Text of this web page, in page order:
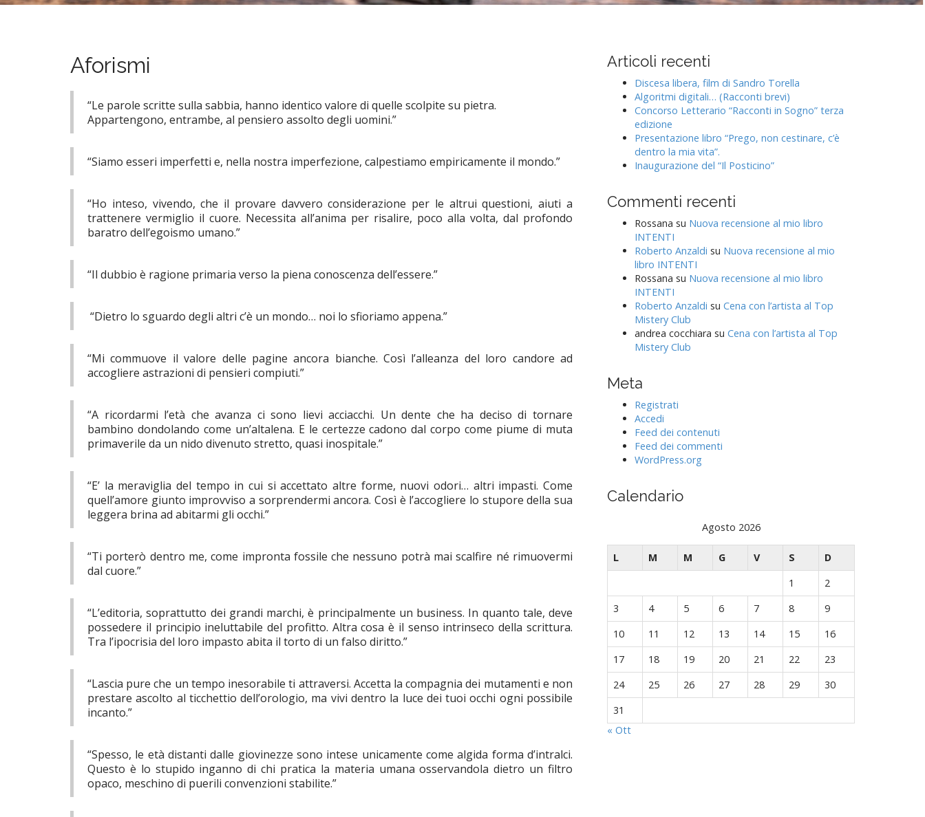
Aforismi
“Le parole scritte sulla sabbia, hanno identico valore di quelle scolpite su pietra.
Appartengono, entrambe, al pensiero assolto degli uomini.”
“Siamo esseri imperfetti e, nella nostra imperfezione, calpestiamo empiricamente il mondo.”
“Ho inteso, vivendo, che il provare davvero considerazione per le altrui questioni, aiuti a
trattenere vermiglio il cuore. Necessita all’anima per risalire, poco alla volta, dal profondo
baratro dell’egoismo umano.”
“Il dubbio è ragione primaria verso la piena conoscenza dell’essere.”
“Dietro lo sguardo degli altri c’è un mondo… noi lo sfioriamo appena.”
“Mi commuove il valore delle pagine ancora bianche. Così l’alleanza del loro candore ad
accogliere astrazioni di pensieri compiuti.”
“A ricordarmi l’età che avanza ci sono lievi acciacchi. Un dente che ha deciso di tornare
bambino dondolando come un’altalena. E le certezze cadono dal corpo come piume di muta
primaverile da un nido divenuto stretto, quasi inospitale.”
“E’ la meraviglia del tempo in cui si accettato altre forme, nuovi odori… altri impasti. Come
quell’amore giunto improvviso a sorprendermi ancora. Così è l’accogliere lo stupore della sua
leggera brina ad abitarmi gli occhi.”
“Ti porterò dentro me, come impronta fossile che nessuno potrà mai scalfire né rimuovermi
dal cuore.”
“L’editoria, soprattutto dei grandi marchi, è principalmente un business. In quanto tale, deve
possedere il principio ineluttabile del profitto. Altra cosa è il senso intrinseco della scrittura.
Tra l’ipocrisia del loro impasto abita il torto di un falso diritto.”
“Lascia pure che un tempo inesorabile ti attraversi. Accetta la compagnia dei mutamenti e non
prestare ascolto al ticchettio dell’orologio, ma vivi dentro la luce dei tuoi occhi ogni possibile
incanto.”
“Spesso, le età distanti dalle giovinezze sono intese unicamente come algida forma d’intralci.
Questo è lo stupido inganno di chi pratica la materia umana osservandola dietro un filtro
opaco, meschino di puerili convenzioni stabilite.”
Articoli recenti
Discesa libera, film di Sandro Torella
Algoritmi digitali… (Racconti brevi)
Concorso Letterario “Racconti in Sogno” terza
edizione
Presentazione libro “Prego, non cestinare, c’è
dentro la mia vita”.
Inaugurazione del “Il Posticino”
Commenti recenti
Rossana su Nuova recensione al mio libro
INTENTI
Roberto Anzaldi su Nuova recensione al mio
libro INTENTI
Rossana su Nuova recensione al mio libro
INTENTI
Roberto Anzaldi su Cena con l’artista al Top
Mistery Club
andrea cocchiara su Cena con l’artista al Top
Mistery Club
Meta
Registrati
Accedi
Feed dei contenuti
Feed dei commenti
WordPress.org
Calendario
Agosto 2026
L M M G V S
D
1
2
3
4 5 6 7 8
9
10
11 12 13 14 15
16
17
18 19 20 21 22
23
24
25 26 27 28 29
30
31
« Ott